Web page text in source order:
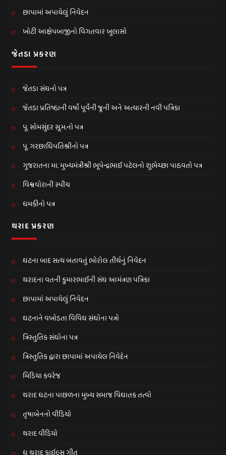
છાપામાં અપાયેલું નિવેદન
ખોટી આક્ષેપબાજીનો વિગતવાર ખુલાસો
જેતડા પ્રકરણ
જેતડા સંઘનો પત્ર
જેતડા પ્રતિષ્ઠાની વર્ષો પૂર્વેની જૂની અને અત્યારની નવી પત્રિકા
પૂ. સોમસુંદર સૂ.મ.નો પત્ર
પૂ. ગરછાધિપતિશ્રીનો પત્ર
ગુજરાતના મા. મુખ્યમંત્રીશ્રી ભૂપેન્દ્રભાઈ પટેલનો શુભેચ્છા પાઠવતો પત્ર
વિશ્વવોરાની સ્પીચ
ધમકીનો પત્ર
થરાદ પ્રકરણ
ઘટના બાદ સત્ય બતાવતું ભોરોલ તીર્થનું નિવેદન
થરાદના વતની કુમારભાઈની સંઘ આમંત્રણ પત્રિકા
છાપામાં અપાયેલું નિવેદન
ઘટનાને વખોડતા વિવિધ સંઘોના પત્રો
ત્રિસ્તુતિક સંઘોના પત્ર
ત્રિસ્તુતિક દ્વારા છાપામાં અપાયેલ નિવેદેન
મિડિયા કવરેજ
થરાદ ઘટના પાછળના મુખ્ય સમાજ વિઘાતક તત્વો
તૃષાબેનનો વીડિયો
થરાદ વીડિયો